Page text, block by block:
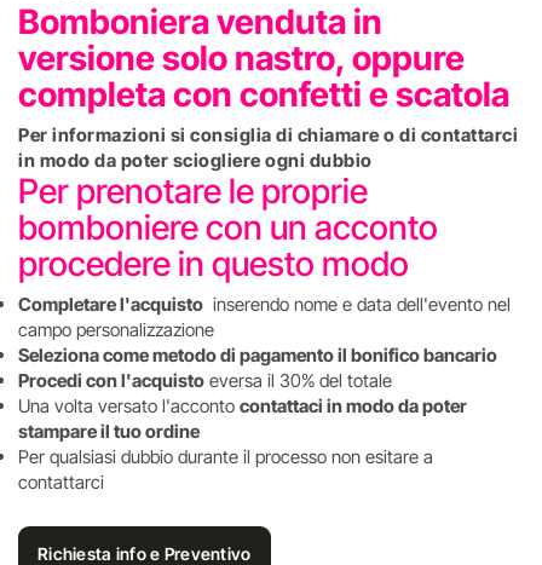
Bomboniera venduta in
versione solo nastro, oppure
completa con confetti e scatola
Per informazioni si consiglia di chiamare o di contattarci
in modo da poter sciogliere ogni dubbio
Per prenotare le proprie
bomboniere con un acconto
procedere in questo modo
Completare l'acquisto inserendo nome e data dell'evento nel
campo personalizzazione
Seleziona come metodo di pagamento il bonifico bancario
Procedi con l'acquisto eversa il 30% del totale
Una volta versato l'acconto contattaci in modo da poter
stampare il tuo ordine
Per qualsiasi dubbio durante il processo non esitare a
contattarci
Richiesta info e Preventivo